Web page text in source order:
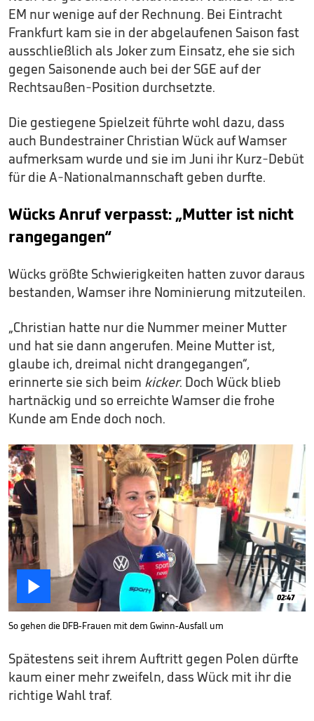
EM nur wenige auf der Rechnung. Bei Eintracht
Frankfurt kam sie in der abgelaufenen Saison fast
ausschließlich als Joker zum Einsatz, ehe sie sich
gegen Saisonende auch bei der SGE auf der
Rechtsaußen-Position durchsetzte.
Die gestiegene Spielzeit führte wohl dazu, dass
auch Bundestrainer Christian Wück auf Wamser
aufmerksam wurde und sie im Juni ihr Kurz-Debüt
für die A-Nationalmannschaft geben durfte.
Wücks Anruf verpasst: „Mutter ist nicht
rangegangen“
Wücks größte Schwierigkeiten hatten zuvor daraus
bestanden, Wamser ihre Nominierung mitzuteilen.
„Christian hatte nur die Nummer meiner Mutter
und hat sie dann angerufen. Meine Mutter ist,
glaube ich, dreimal nicht drangegangen“,
erinnerte sie sich beim kicker. Doch Wück blieb
hartnäckig und so erreichte Wamser die frohe
Kunde am Ende doch noch.
 02:47
So gehen die DFB-Frauen mit dem Gwinn-Ausfall um
Spätestens seit ihrem Auftritt gegen Polen dürfte
kaum einer mehr zweifeln, dass Wück mit ihr die
richtige Wahl traf.